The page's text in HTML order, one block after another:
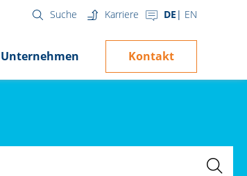
Suche Karriere DE EN
Unternehmen Kontakt